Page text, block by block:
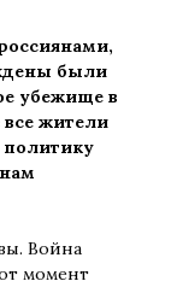
были
убежище в
жители
Война
момент